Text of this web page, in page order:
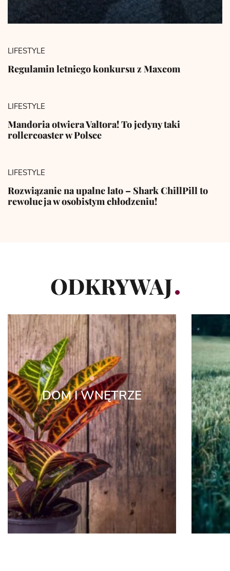
LIFESTYLE
Regulamin letniego konkursu z Maxcom
LIFESTYLE
Mandoria otwiera Valtora! To jedyny taki
rollercoaster w Polsce
LIFESTYLE
Rozwiązanie na upalne lato – Shark ChillPill to
rewolucja w osobistym chłodzeniu!
ODKRYWAJ
DOM I WNĘTRZE